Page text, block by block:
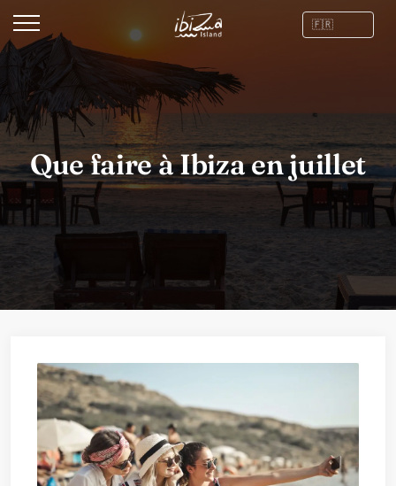
Que faire à Ibiza en juillet